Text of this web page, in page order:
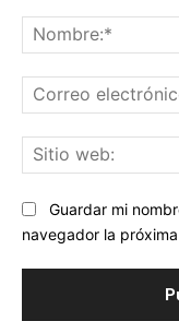
Guardar mi
navegador la